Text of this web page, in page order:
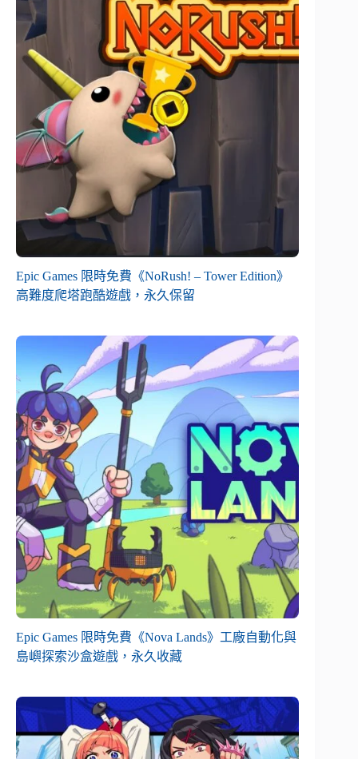
Epic Games 限時免費《NoRush! – Tower Edition》
高難度爬塔跑酷遊戲，永久保留
Epic Games 限時免費《Nova Lands》工廠自動化與
島嶼探索沙盒遊戲，永久收藏